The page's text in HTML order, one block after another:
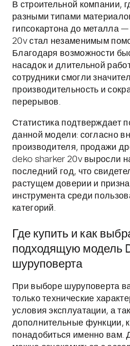
В строительной компании,
разными типами
гипсокартона до металла
20v стал незаменимым
Благодаря возможности
насадок и длительной
сотрудники смогли
производительность и
перерывов.
Статистика подтверждает
данной модели: согласно
производителя, продажи
deko sharker 20v выросли
последний год, что
растущем доверии и
инструмента среди
категорий.
Где купить и как
подходящую модель
шуруповерта
При выборе шуруповерта
только технические
условия эксплуатации, а
дополнительные функции,
понадобиться именно вам.